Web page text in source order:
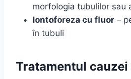
morfologia tubulilor sau
Iontoforeza cu fluor –
în tubuli
Tratamentul cauzei